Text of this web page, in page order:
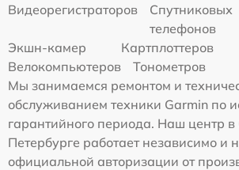
Видеорегистраторов
Спутниковых
телефонов
Экшн-камер
Картплоттеров
Велокомпьютеров
Тонометров
Мы занимаемся ремонтом и
обслуживанием техники Garmin по
гарантийного периода. Наш центр в
Петербурге работает независимо и
официальной авторизации от